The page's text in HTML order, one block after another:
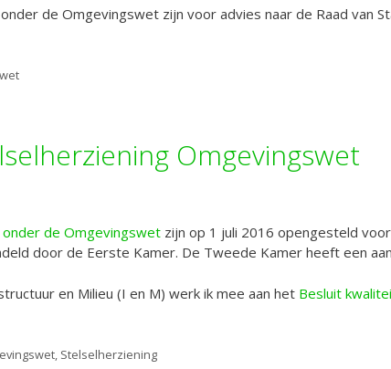
de Omgevingswet zijn voor advies naar de Raad van
Omgevingswet
de Omgevingswet zijn op 1 juli 2016 opengesteld
door de Eerste Kamer. De Tweede Kamer heeft een
en Milieu (I en M) werk ik mee aan het Besluit
, Stelselherziening